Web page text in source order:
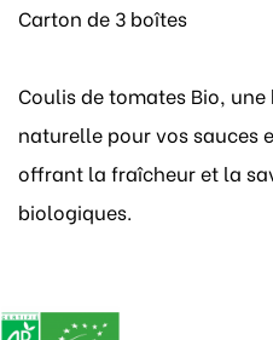
Carton de 3 boîtes
Coulis de tomates Bio,
naturelle pour vos sauces
offrant la fraîcheur et la
biologiques.